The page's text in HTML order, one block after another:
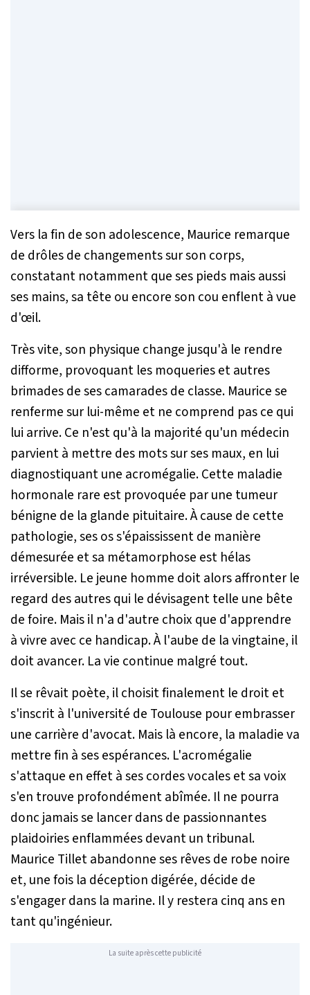
Vers la fin de son adolescence, Maurice remarque
de drôles de changements sur son corps,
constatant notamment que ses pieds mais aussi
ses mains, sa tête ou encore son cou enflent à vue
d'œil.
Très vite, son physique change jusqu'à le rendre
difforme, provoquant les moqueries et autres
brimades de ses camarades de classe. Maurice se
renferme sur lui-même et ne comprend pas ce qui
lui arrive. Ce n'est qu'à la majorité qu'un médecin
parvient à mettre des mots sur ses maux, en lui
diagnostiquant une acromégalie. Cette maladie
hormonale rare est provoquée par une tumeur
bénigne de la glande pituitaire. À cause de cette
pathologie, ses os s'épaississent de manière
démesurée et sa métamorphose est hélas
irréversible. Le jeune homme doit alors affronter le
regard des autres qui le dévisagent telle une bête
de foire. Mais il n'a d'autre choix que d'apprendre
à vivre avec ce handicap. À l'aube de la vingtaine, il
doit avancer. La vie continue malgré tout.
Il se rêvait poète, il choisit finalement le droit et
s'inscrit à l'université de Toulouse pour embrasser
une carrière d'avocat. Mais là encore, la maladie va
mettre fin à ses espérances. L'acromégalie
s'attaque en effet à ses cordes vocales et sa voix
s'en trouve profondément abîmée. Il ne pourra
donc jamais se lancer dans de passionnantes
plaidoiries enflammées devant un tribunal.
Maurice Tillet abandonne ses rêves de robe noire
et, une fois la déception digérée, décide de
s'engager dans la marine. Il y restera cinq ans en
tant qu'ingénieur.
La suite après cette publicité